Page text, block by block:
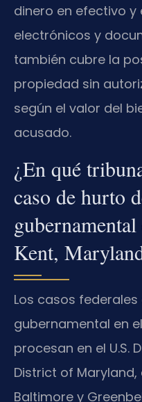
dinero en efectivo
electrónicos y
también cubre la
propiedad sin
según el valor del
acusado.
¿En qué
caso de hurto
Kent,
Los casos
gubernamental en
procesan en el U.S.
District of
Baltimore y